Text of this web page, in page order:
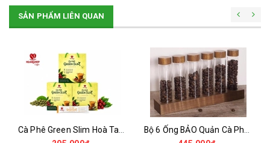
SẢN PHẨM LIÊN QUAN